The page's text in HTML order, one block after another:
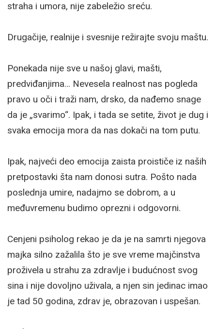
straha i umora, nije zabeležio sreću.
Drugačije, realnije i svesnije režirajte svoju maštu.
Ponekada nije sve u našoj glavi, mašti,
predviđanjima… Nevesela realnost nas pogleda
pravo u oči i traži nam, drsko, da nađemo snage
da je „svarimo“. Ipak, i tada se setite, život je dug i
svaka emocija mora da nas dokači na tom putu.
Ipak, najveći deo emocija zaista proističe iz naših
pretpostavki šta nam donosi sutra. Pošto nada
poslednja umire, nadajmo se dobrom, a u
međuvremenu budimo oprezni i odgovorni.
Cenjeni psiholog rekao je da je na samrti njegova
majka silno zažalila što je sve vreme majčinstva
proživela u strahu za zdravlje i budućnost svog
sina i nije dovoljno uživala, a njen sin jedinac imao
je tad 50 godina, zdrav je, obrazovan i uspešan.